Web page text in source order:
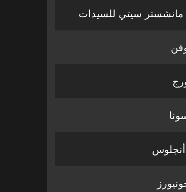
مانشستر سيتي للسيدات